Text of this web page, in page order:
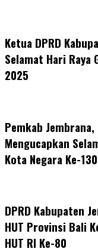
Ketua DPRD
Selamat Hari Raya
2025
Pemkab
Mengucapkan
Kota Negara Ke-
DPRD Kabupaten
HUT Provinsi Bali
HUT RI Ke-80